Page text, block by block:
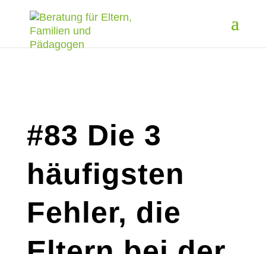
#83 Die 3
häufigsten
Fehler, die